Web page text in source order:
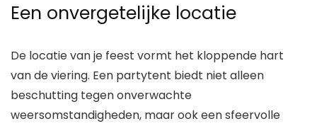
Een onvergetelijke locatie
De locatie van je feest vormt het kloppende hart
van de viering. Een partytent biedt niet alleen
beschutting tegen onverwachte
weersomstandigheden, maar ook een sfeervolle